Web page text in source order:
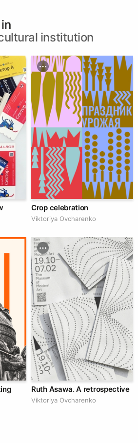
institution
Crop celebration
Viktoriya Ovcharenko
Ruth Asawa. A retrospective
Viktoriya Ovcharenko